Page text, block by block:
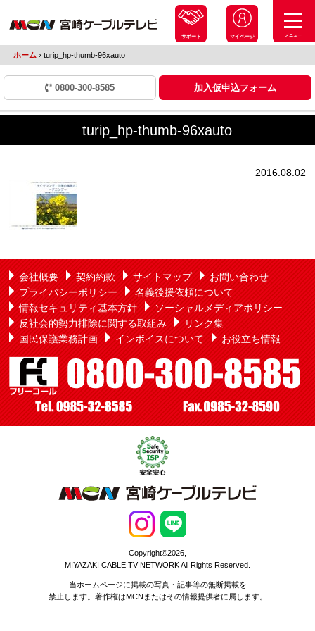
サポート マイページ メニュー
ホーム ›turip_hp-thumb-96xauto
0800-300-8585 加入仮申込フォーム
turip_hp-thumb-96xauto
2016.08.02
会社概要 契約約款 サイトマップ
お問い合わせ
プライバシーポリシー
名義後援依頼について
情報セキュリティ基本方針
ソーシャルメディアポリシー
反社会的勢力排除に関する取組み
リンク集
国民保護業務計画
インボイスについて お役立ち情報
Copyright©2026,
MIYAZAKI CABLE TV NETWORK All Rights Reserved.
当ホームページに掲載の写真・記事等の無断掲載を
禁止します。著作権はMCNまたはその情報提供者に属します。